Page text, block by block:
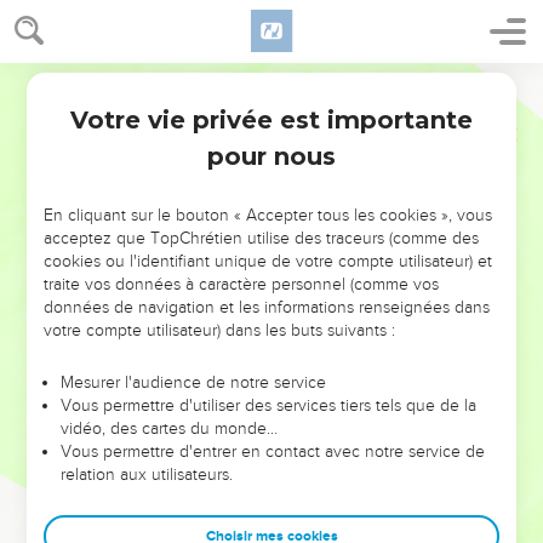
NE MANQUEZ PAS L’ÉVÉNEMENT
DE L’ANNÉE !
ET SI LEURS ERREURS POUVAIENT VOUS ÉVITER LES
VOTRES ?
leur foi ou leur vision. Mais on voit moins les doutes, les erreurs
et les saisons difficiles qu'ils ont traversés, alors même que ce
sont elles qui les ont façonnés.
Dans cette conférence, leaders, entrepreneurs, et responsables
clés pour avancer avec plus de sagesse afin que leurs erreurs
Votre vie privée est importante
pour nous
En cliquant sur le bouton « Accepter tous les cookies », vous
acceptez que TopChrétien utilise des traceurs (comme des
cookies ou l'identifiant unique de votre compte utilisateur) et
traite vos données à caractère personnel (comme vos
données de navigation et les informations renseignées dans
votre compte utilisateur) dans les buts suivants :
Mesurer l'audience de notre service
Vous permettre d'utiliser des services tiers tels que de la
vidéo, des cartes du monde…
Vous permettre d'entrer en contact avec notre service de
relation aux utilisateurs.
Choisir mes cookies